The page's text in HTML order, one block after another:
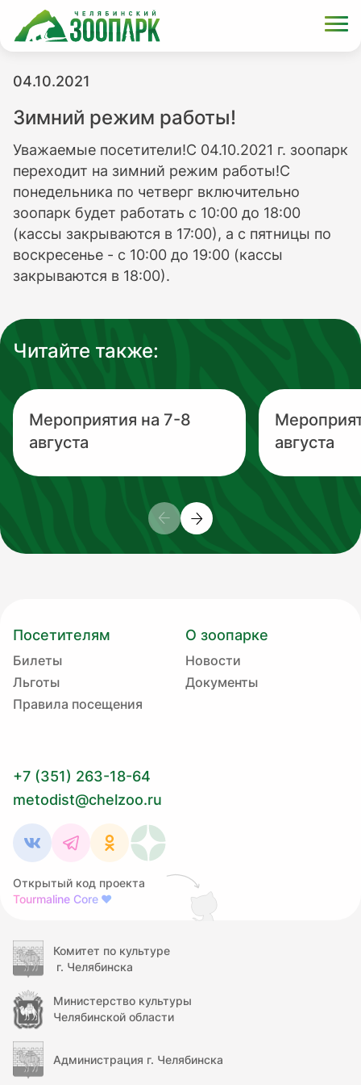
04.10.2021
Зимний режим работы!
Уважаемые посетители!С 04.10.2021 г. зоопарк
переходит на зимний режим работы!С
понедельника по четверг включительно
зоопарк будет работать с 10:00 до 18:00
(кассы закрываются в 17:00), а с пятницы по
воскресенье - с 10:00 до 19:00 (кассы
закрываются в 18:00).
Читайте также:
Мероприятия на 7-8
августа
августа
Посетителям
Билеты
Льготы
Правила посещения
О зоопарке
Новости
Документы
+7 (351) 263-18-64
metodist@chelzoo.ru
Открытый код проекта
Tourmaline Core ❤
Комитет по культуре
г. Челябинска
Министерство культуры
Челябинской области
Администрация г. Челябинска